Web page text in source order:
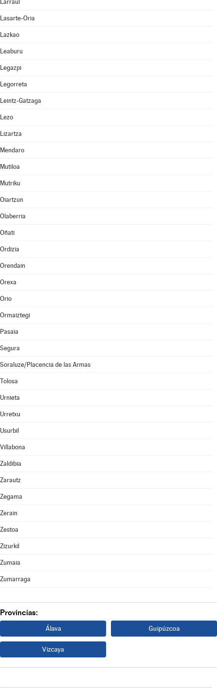
Larraul
Lasarte-Oria
Lazkao
Leaburu
Legazpi
Legorreta
Leintz-Gatzaga
Lezo
Lizartza
Mendaro
Mutiloa
Mutriku
Oiartzun
Olaberria
Oñati
Ordizia
Orendain
Orexa
Orio
Ormaiztegi
Pasaia
Segura
Soraluze/Placencia de las Armas
Tolosa
Urnieta
Urretxu
Usurbil
Villabona
Zaldibia
Zarautz
Zegama
Zerain
Zestoa
Zizurkil
Zumaia
Zumarraga
Provincias:
Álava Guipúzcoa
Vizcaya